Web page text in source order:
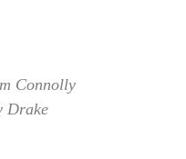
Connolly
Drake